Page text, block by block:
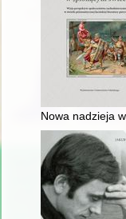
Nowa nadzieja